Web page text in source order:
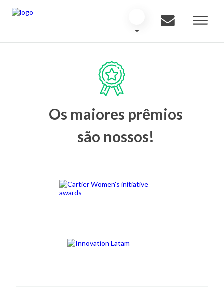
Os maiores prêmios
são nossos!